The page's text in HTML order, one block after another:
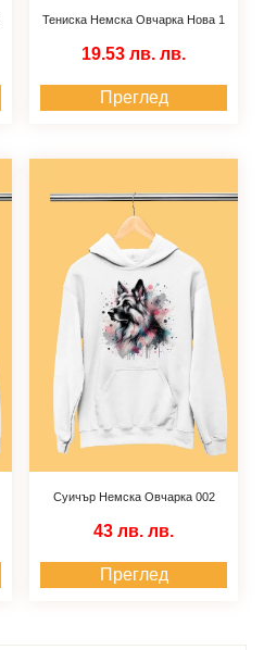
Тениска Немска Овчарка Нова 1
19.53 лв. лв.
Преглед
Суичър Немска Овчарка 002
43 лв. лв.
Преглед